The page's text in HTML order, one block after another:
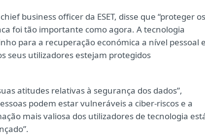
business officer da ESET, disse que “proteger os
foi tão importante como agora. A tecnologia
para a recuperação económica a nível pessoal
seus utilizadores estejam protegidos
atitudes relativas à segurança dos dados”,
podem estar vulneráveis a ciber-riscos e a
mais valiosa dos utilizadores de tecnologia